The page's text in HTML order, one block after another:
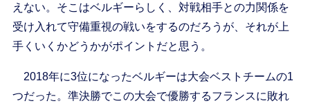
えない。そこはベルギーらしく、対戦相手との力関係を
受け入れて守備重視の戦いをするのだろうが、それが上
手くいくかどうかがポイントだと思う。
2018年に3位になったベルギーは大会ベストチームの1
つだった。準決勝でこの大会で優勝するフランスに敗れ